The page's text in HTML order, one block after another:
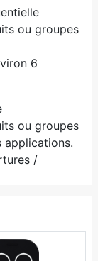
ou groupes
6
ou groupes
applications.
/